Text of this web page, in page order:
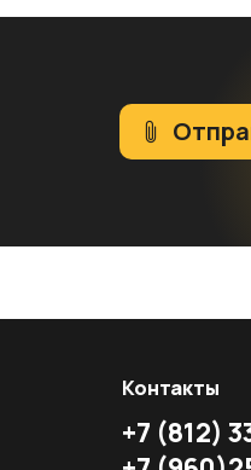
Контакты
+7 (812)